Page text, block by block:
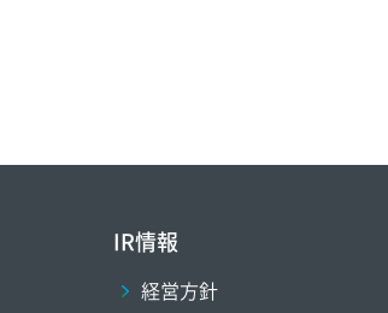
IR情報
経営方針